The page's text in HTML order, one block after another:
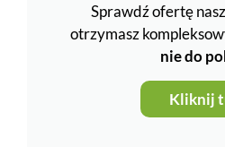
Sprawdź ofertę
otrzymasz
nie do
Kliknij